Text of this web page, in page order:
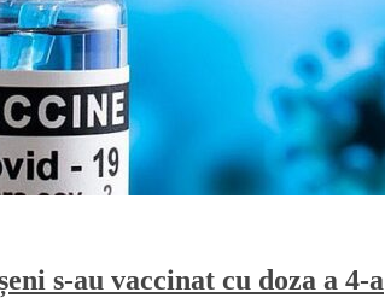
s-au vaccinat cu doza a 4-a